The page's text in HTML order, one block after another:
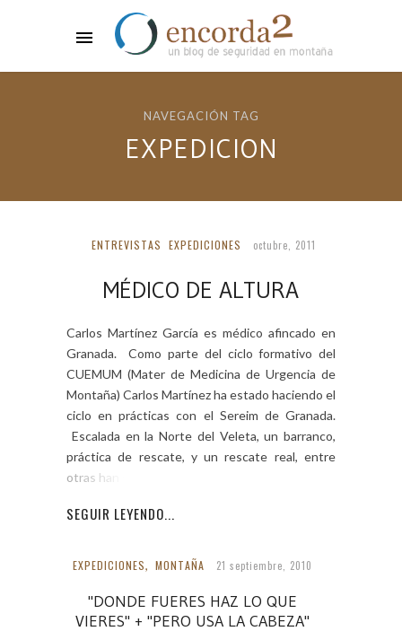
NAVEGACIÓN TAG
EXPEDICION
ENTREVISTAS EXPEDICIONES octubre, 2011
MÉDICO DE ALTURA
Carlos Martínez García es médico afincado en
Granada. Como parte del ciclo formativo del
CUEMUM (Mater de Medicina de Urgencia de
Montaña) Carlos Martínez ha estado haciendo el
ciclo en prácticas con el Sereim de Granada.
Escalada en la Norte del Veleta, un barranco,
práctica de rescate, y un rescate real, entre
otras han sido […]
SEGUIR LEYENDO...
EXPEDICIONES, MONTAÑA 21 septiembre, 2010
"DONDE FUERES HAZ LO QUE
VIERES" + "PERO USA LA CABEZA"